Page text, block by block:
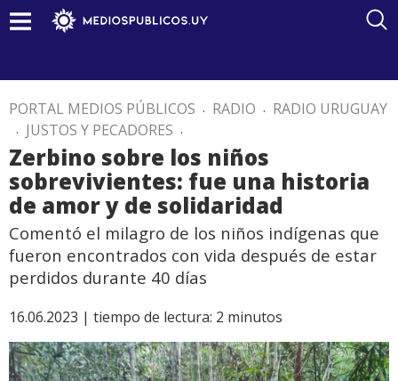
PORTAL MEDIOS PÚBLICOS . RADIO . RADIO URUGUAY
. JUSTOS Y PECADORES .
Zerbino sobre los niños
sobrevivientes: fue una historia
de amor y de solidaridad
Comentó el milagro de los niños indígenas que
fueron encontrados con vida después de estar
perdidos durante 40 días
16.06.2023 | tiempo de lectura: 2 minutos